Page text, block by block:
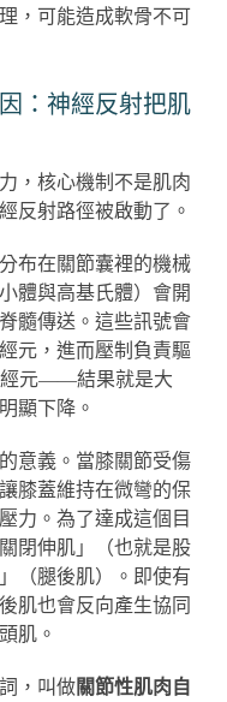
，可能造成軟骨不可
：神經反射把肌
，核心機制不是肌肉
反射路徑被啟動了。
布在關節囊裡的機械
體與高基氏體）會開
髓傳送。這些訊號會
元，進而壓制負責驅
經元——結果就是大
顯下降。
意義。當膝關節受傷
膝蓋維持在微彎的保
力。為了達成這個目
閉伸肌」（也就是股
（腿後肌）。即使有
肌也會反向產生協同
肌。
，叫做關節性肌肉自